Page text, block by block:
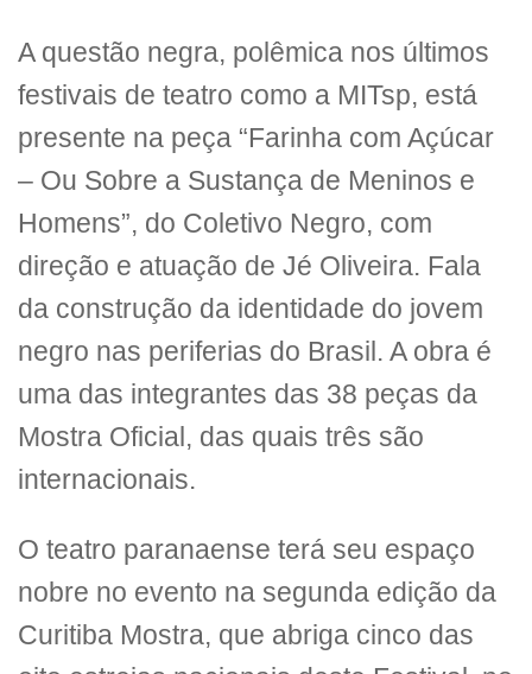
A questão negra, polêmica nos últimos
festivais de teatro como a MITsp, está
presente na peça “Farinha com Açúcar
– Ou Sobre a Sustança de Meninos e
Homens”, do Coletivo Negro, com
direção e atuação de Jé Oliveira. Fala
da construção da identidade do jovem
negro nas periferias do Brasil. A obra é
uma das integrantes das 38 peças da
Mostra Oficial, das quais três são
internacionais.
O teatro paranaense terá seu espaço
nobre no evento na segunda edição da
Curitiba Mostra, que abriga cinco das